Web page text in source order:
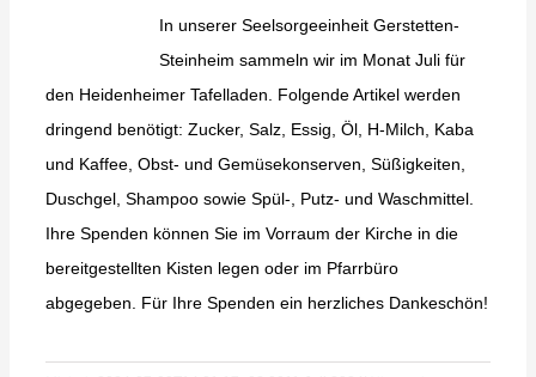
In unserer Seelsorgeeinheit Gerstetten-
Steinheim sammeln wir im Monat Juli für
den Heidenheimer Tafelladen. Folgende Artikel werden
dringend benötigt: Zucker, Salz, Essig, Öl, H-Milch, Kaba
und Kaffee, Obst- und Gemüsekonserven, Süßigkeiten,
Duschgel, Shampoo sowie Spül-, Putz- und Waschmittel.
Ihre Spenden können Sie im Vorraum der Kirche in die
bereitgestellten Kisten legen oder im Pfarrbüro
abgegeben. Für Ihre Spenden ein herzliches Dankeschön!